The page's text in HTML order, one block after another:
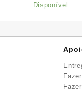
Disponível